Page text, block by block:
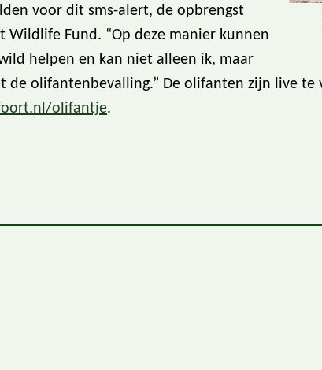
voor dit sms-alert, de opbrengst
Wildlife Fund. “Op deze manier kunnen
helpen en kan niet alleen ik, maar
de olifantenbevalling.” De olifanten zijn live te
olifantje.